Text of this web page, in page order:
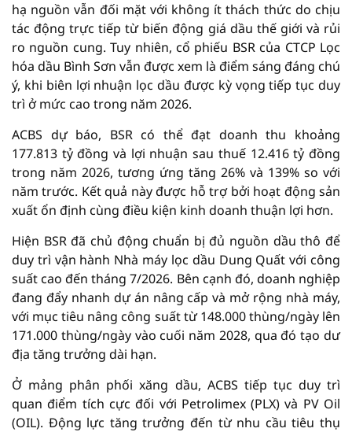
hạ nguồn vẫn đối mặt với không ít thách thức do chịu
tác động trực tiếp từ biến động giá dầu thế giới và rủi
ro nguồn cung. Tuy nhiên, cổ phiếu BSR của CTCP Lọc
hóa dầu Bình Sơn vẫn được xem là điểm sáng đáng chú
ý, khi biên lợi nhuận lọc dầu được kỳ vọng tiếp tục duy
trì ở mức cao trong năm 2026.
ACBS dự báo, BSR có thể đạt doanh thu khoảng
177.813 tỷ đồng và lợi nhuận sau thuế 12.416 tỷ đồng
trong năm 2026, tương ứng tăng 26% và 139% so với
năm trước. Kết quả này được hỗ trợ bởi hoạt động sản
xuất ổn định cùng điều kiện kinh doanh thuận lợi hơn.
Hiện BSR đã chủ động chuẩn bị đủ nguồn dầu thô để
duy trì vận hành Nhà máy lọc dầu Dung Quất với công
suất cao đến tháng 7/2026. Bên cạnh đó, doanh nghiệp
đang đẩy nhanh dự án nâng cấp và mở rộng nhà máy,
với mục tiêu nâng công suất từ 148.000 thùng/ngày lên
171.000 thùng/ngày vào cuối năm 2028, qua đó tạo dư
địa tăng trưởng dài hạn.
Ở mảng phân phối xăng dầu, ACBS tiếp tục duy trì
quan điểm tích cực đối với Petrolimex (PLX) và PV Oil
(OIL). Động lực tăng trưởng đến từ nhu cầu tiêu thụ